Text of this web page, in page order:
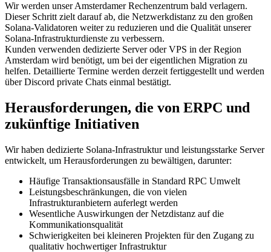
Wir werden unser Amsterdamer Rechenzentrum bald verlagern.
Dieser Schritt zielt darauf ab, die Netzwerkdistanz zu den großen
Solana-Validatoren weiter zu reduzieren und die Qualität unserer
Solana-Infrastrukturdienste zu verbessern.
Kunden verwenden dedizierte Server oder VPS in der Region
Amsterdam wird benötigt, um bei der eigentlichen Migration zu
helfen. Detaillierte Termine werden derzeit fertiggestellt und werden
über Discord private Chats einmal bestätigt.
Herausforderungen, die von ERPC und
zukünftige Initiativen
Wir haben dedizierte Solana-Infrastruktur und leistungsstarke Server
entwickelt, um Herausforderungen zu bewältigen, darunter:
Häufige Transaktionsausfälle in Standard RPC Umwelt
Leistungsbeschränkungen, die von vielen
Infrastrukturanbietern auferlegt werden
Wesentliche Auswirkungen der Netzdistanz auf die
Kommunikationsqualität
Schwierigkeiten bei kleineren Projekten für den Zugang zu
qualitativ hochwertiger Infrastruktur